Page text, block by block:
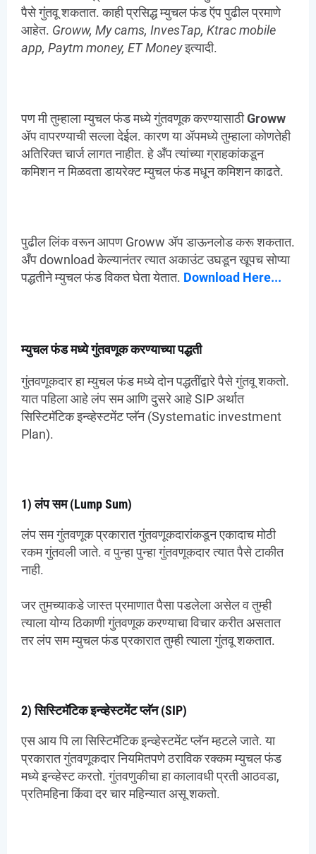
पैसे गुंतवू शकतात. काही प्रसिद्ध म्युचल फंड ऍप पुढील प्रमाणे
आहेत. Groww, My cams, InvesTap, Ktrac mobile
app, Paytm money, ET Moneyइत्यादी.
पण मी तुम्हाला म्युचल फंड मध्ये गुंतवणूक करण्यासाठीGroww
ॲप वापरण्याची सल्ला देईल. कारण या ॲपमध्ये तुम्हाला कोणतेही
अतिरिक्त चार्ज लागत नाहीत. हे अँप त्यांच्या ग्राहकांकडून
कमिशन न मिळवता डायरेक्ट म्युचल फंड मधून कमिशन काढते.
पुढील लिंक वरून आपण Groww ॲप डाऊनलोड करू शकतात.
अँप download केल्यानंतर त्यात अकाउंट उघडून खूपच सोप्या
पद्धतीने म्युचल फंड विकत घेता येतात. Download Here...
म्युचल फंड मध्ये गुंतवणूक करण्याच्या पद्धती
गुंतवणूकदार हा म्युचल फंड मध्ये दोन पद्धतींद्वारे पैसे गुंतवू शकतो.
यात पहिला आहे लंप सम आणि दुसरे आहे SIP अर्थात
सिस्टिमॅटिक इन्व्हेस्टमेंट प्लॅन (Systematic investment
Plan).
1) लंप सम (Lump Sum)
लंप सम गुंतवणूक प्रकारात गुंतवणूकदारांकडून एकादाच मोठी
रकम गुंतवली जाते. व पुन्हा पुन्हा गुंतवणूकदार त्यात पैसे टाकीत
नाही.
जर तुमच्याकडे जास्त प्रमाणात पैसा पडलेला असेल व तुम्ही
त्याला योग्य ठिकाणी गुंतवणूक करण्याचा विचार करीत असतात
तर लंप सम म्युचल फंड प्रकारात तुम्ही त्याला गुंतवू शकतात.
2) सिस्टिमॅटिक इन्व्हेस्टमेंट प्लॅन (SIP)
एस आय पि ला सिस्टिमॅटिक इन्व्हेस्टमेंट प्लॅन म्हटले जाते. या
प्रकारात गुंतवणूकदार नियमितपणे ठराविक रक्कम म्युचल फंड
मध्ये इन्व्हेस्ट करतो. गुंतवणुकीचा हा कालावधी प्रती आठवडा,
प्रतिमहिना किंवा दर चार महिन्यात असू शकतो.